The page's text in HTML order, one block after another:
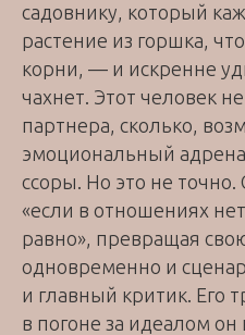
садовнику, который
растение из горшка,
корни, — и искренне
чахнет. Этот человек
партнера, сколько,
эмоциональный
ссоры. Но это не
«если в отношениях
равно», превращая
одновременно и
и главный критик. Его
в погоне за идеалом он